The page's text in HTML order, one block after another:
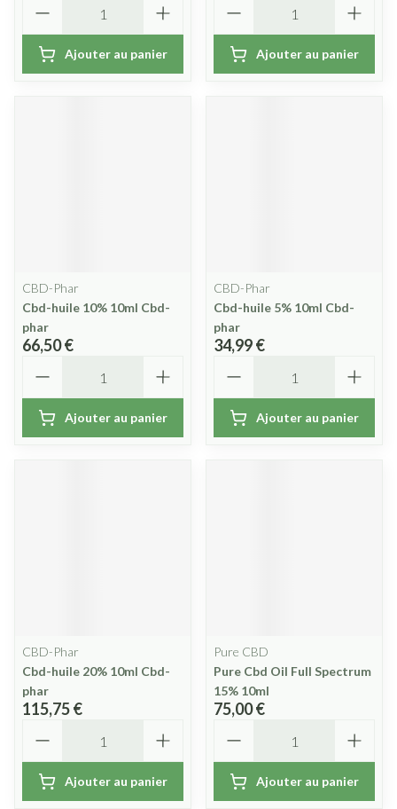
Ajouter au panier Ajouter au panier
CBD-Phar
Cbd-huile 10% 10ml Cbd-
phar
66,50 €
Ajouter au panier
CBD-Phar
Cbd-huile 5% 10ml Cbd-
phar
34,99 €
Ajouter au panier
CBD-Phar
Cbd-huile 20% 10ml Cbd-
phar
115,75 €
Ajouter au panier
Pure CBD
Pure Cbd Oil Full Spectrum
15% 10ml
75,00 €
Ajouter au panier